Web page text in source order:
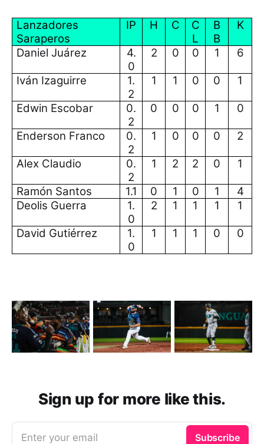
Lanzadores
Saraperos
IP H C
C
L
B
B
K
Daniel Juárez
4.
0
2 0 0 1 6
Iván Izaguirre
1.
2
1 1 0 0 1
Edwin Escobar
0.
2
0 0 0 1 0
Enderson Franco
0.
2
1 0 0 0 2
Alex Claudio
0.
2
1 2 2 0 1
Ramón Santos 1.1 0 1 0 1
4
Deolis Guerra
1.
0
2 1 1 1 1
David Gutiérrez
1.
0
1 1 1 0 0
Sign up for more like this.
Enter your email Subscribe